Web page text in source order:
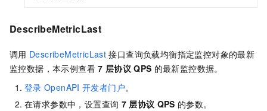
DescribeMetricLast
调用 DescribeMetricLast 接口查询负载均衡指定监控对象的最新
监控数据，本示例查看 7 层协议 QPS 的最新监控数据。
登录 OpenAPI 开发者门户。
在请求参数中，设置查询 7 层协议 QPS 的参数。